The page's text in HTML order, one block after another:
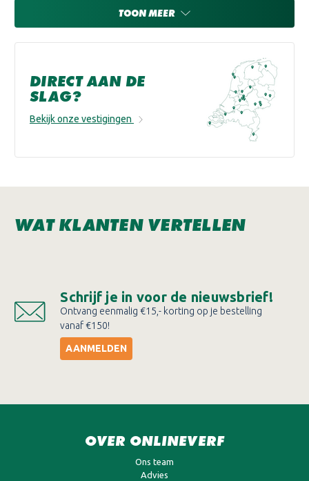
TOON MEER
DIRECT AAN DE
SLAG?
Bekijk onze vestigingen
WAT KLANTEN VERTELLEN
Schrijf je in voor de nieuwsbrief!
Ontvang eenmalig €15,- korting op je bestelling
vanaf €150!
AANMELDEN
OVER ONLINEVERF
Ons team
Advies